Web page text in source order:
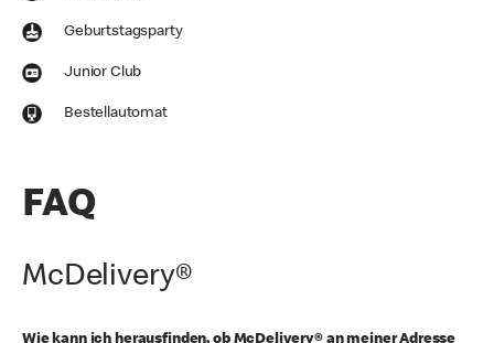
Geburtstagsparty
Junior Club
Bestellautomat
FAQ
McDelivery®
Wie kann ich herausfinden, ob McDelivery® an meiner Adresse